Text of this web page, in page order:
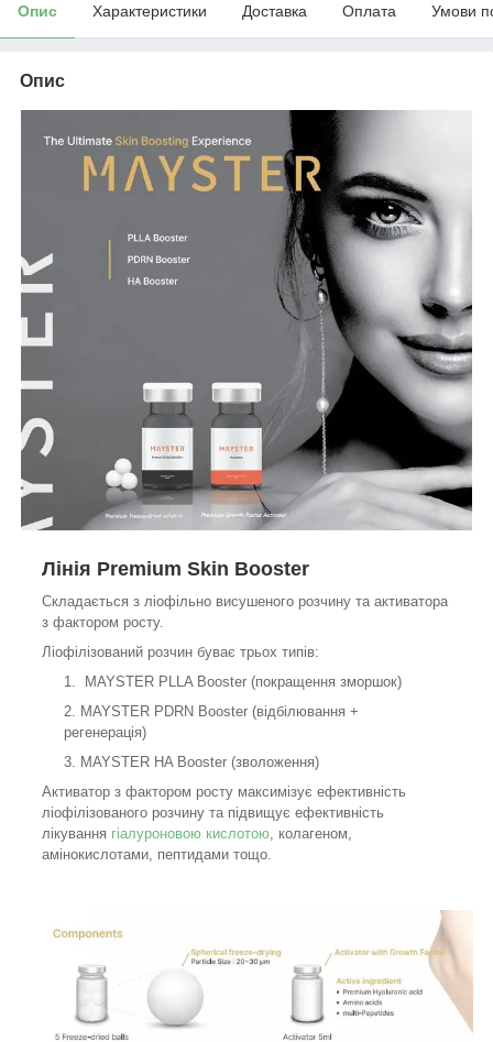
Опис Характеристики Доставка Оплата Умови
Опис
Лінія Premium Skin Booster
Складається з ліофільно висушеного розчину та активатора
з фактором росту.
Ліофілізований розчин буває трьох типів:
MAYSTER PLLA Booster (покращення зморшок)
MAYSTER PDRN Booster (відбілювання +
регенерація)
MAYSTER HA Booster (зволоження)
Активатор з фактором росту максимізує ефективність
ліофілізованого розчину та підвищує ефективність
лікування гіалуроновою кислотою, колагеном,
амінокислотами, пептидами тощо.